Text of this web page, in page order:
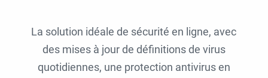
La solution idéale de sécurité en ligne, avec
des mises à jour de définitions de virus
quotidiennes, une protection antivirus en